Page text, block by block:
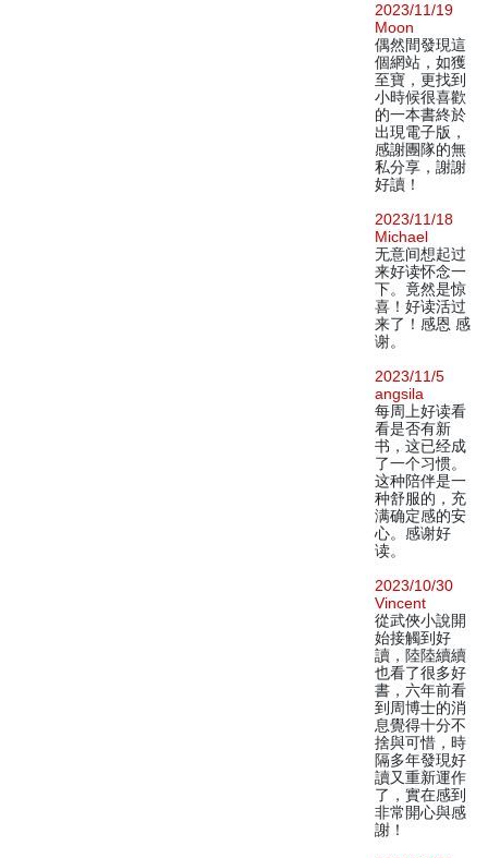
2023/11/19
Moon
偶然間發現這
個網站，如獲
至寶，更找到
小時候很喜歡
的一本書終於
出現電子版，
感謝團隊的無
私分享，謝謝
好讀！
2023/11/18
Michael
无意间想起过
来好读怀念一
下。竟然是惊
喜！好读活过
来了！感恩 感
谢。
2023/11/5
angsila
每周上好读看
看是否有新
书，这已经成
了一个习惯。
这种陪伴是一
种舒服的，充
满确定感的安
心。感谢好
读。
2023/10/30
Vincent
從武俠小說開
始接觸到好
讀，陸陸續續
也看了很多好
書，六年前看
到周博士的消
息覺得十分不
捨與可惜，時
隔多年發現好
讀又重新運作
了，實在感到
非常開心與感
謝！